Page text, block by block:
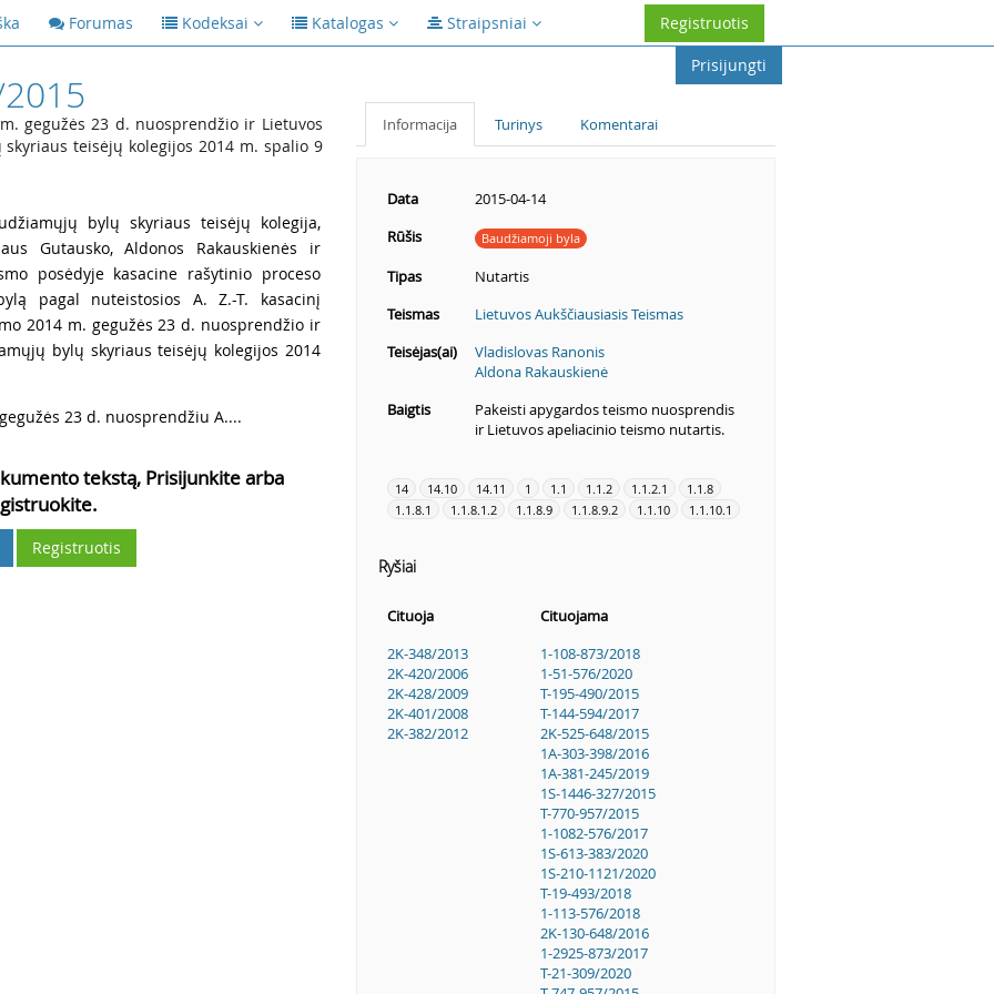
Forumas Kodeksai Katalogas Straipsniai
Registruotis
Prisijungti
gegužės 23 d. nuosprendžio ir Lietuvos
teisėjų kolegijos 2014 m. spalio 9
bylų skyriaus teisėjų kolegija,
Gutausko, Aldonos Rakauskienės ir
posėdyje kasacine rašytinio proceso
pagal nuteistosios A. Z.-T. kasacinį
2014 m. gegužės 23 d. nuosprendžio ir
bylų skyriaus teisėjų kolegijos 2014
23 d. nuosprendžiu A....
tekstą, Prisijunkite arba
Registruotis
Informacija Turinys Komentarai
Data
2015-04-14
Rūšis
Baudžiamoji byla
Tipas
Nutartis
Teismas
Lietuvos Aukščiausiasis Teismas
Teisėjas(ai)
Vladislovas Ranonis
Aldona Rakauskienė
Baigtis
Pakeisti apygardos teismo nuosprendis
ir Lietuvos apeliacinio teismo nutartis.
14 14.10 14.11 1 1.1 1.1.2 1.1.2.1
1.1.8
1.1.8.1
1.1.8.1.2 1.1.8.9 1.1.8.9.2 1.1.10 1.1.10.1
Ryšiai
Cituoja
Cituojama
2K-348/2013
2K-420/2006
2K-428/2009
2K-401/2008
2K-382/2012
1-108-873/2018
1-51-576/2020
T-195-490/2015
T-144-594/2017
2K-525-648/2015
1A-303-398/2016
1A-381-245/2019
1S-1446-327/2015
T-770-957/2015
1-1082-576/2017
1S-613-383/2020
1S-210-1121/2020
T-19-493/2018
1-113-576/2018
2K-130-648/2016
1-2925-873/2017
T-21-309/2020